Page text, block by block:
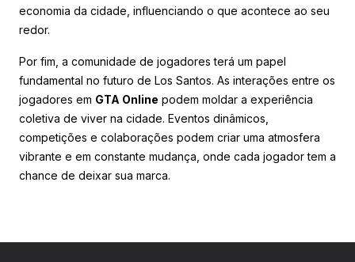
economia da cidade, influenciando o que acontece ao seu
redor.
Por fim, a comunidade de jogadores terá um papel
fundamental no futuro de Los Santos. As interações entre os
jogadores em GTA Online podem moldar a experiência
coletiva de viver na cidade. Eventos dinâmicos,
competições e colaborações podem criar uma atmosfera
vibrante e em constante mudança, onde cada jogador tem a
chance de deixar sua marca.